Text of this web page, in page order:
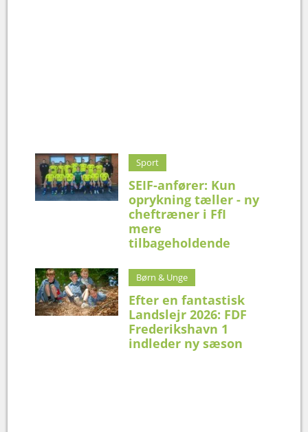
Sport
SEIF-anfører: Kun
oprykning tæller - ny
cheftræner i FfI
mere
tilbageholdende
Børn & Unge
Efter en fantastisk
Landslejr 2026: FDF
Frederikshavn 1
indleder ny sæson